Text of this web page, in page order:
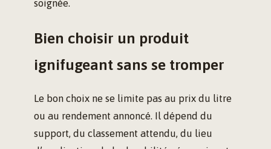
soignée.
Bien choisir un produit
ignifugeant sans se tromper
Le bon choix ne se limite pas au prix du litre
ou au rendement annoncé. Il dépend du
support, du classement attendu, du lieu